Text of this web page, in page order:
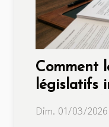
Comment
législatifs
contrats
Dim. 01/03/2026